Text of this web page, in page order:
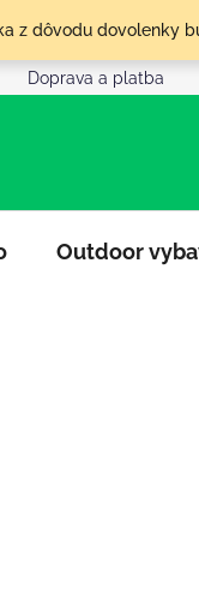
z dôvodu dovolenky
Doprava a platba
Outdoor